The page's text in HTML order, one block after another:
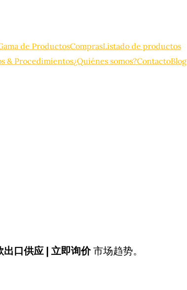
de ProductosComprasListado de productos
& Procedimientos¿Quiénes somos?ContactoBlog
出口供应 | 立即询价市场趋势。